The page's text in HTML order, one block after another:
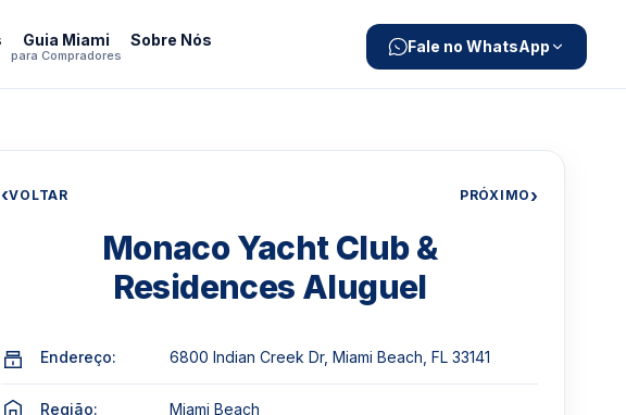
Guia Miami
para Compradores
Sobre Nós Fale no WhatsApp
‹VOLTAR PRÓXIMO›
Monaco Yacht Club &
Residences Aluguel
Endereço: 6800 Indian Creek Dr, Miami Beach, FL 33141
Região: Miami Beach